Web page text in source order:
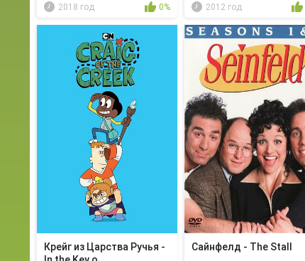
2018 год 0% 2012 год
Крейг из Царства Ручья -
Сайнфелд - The Stall